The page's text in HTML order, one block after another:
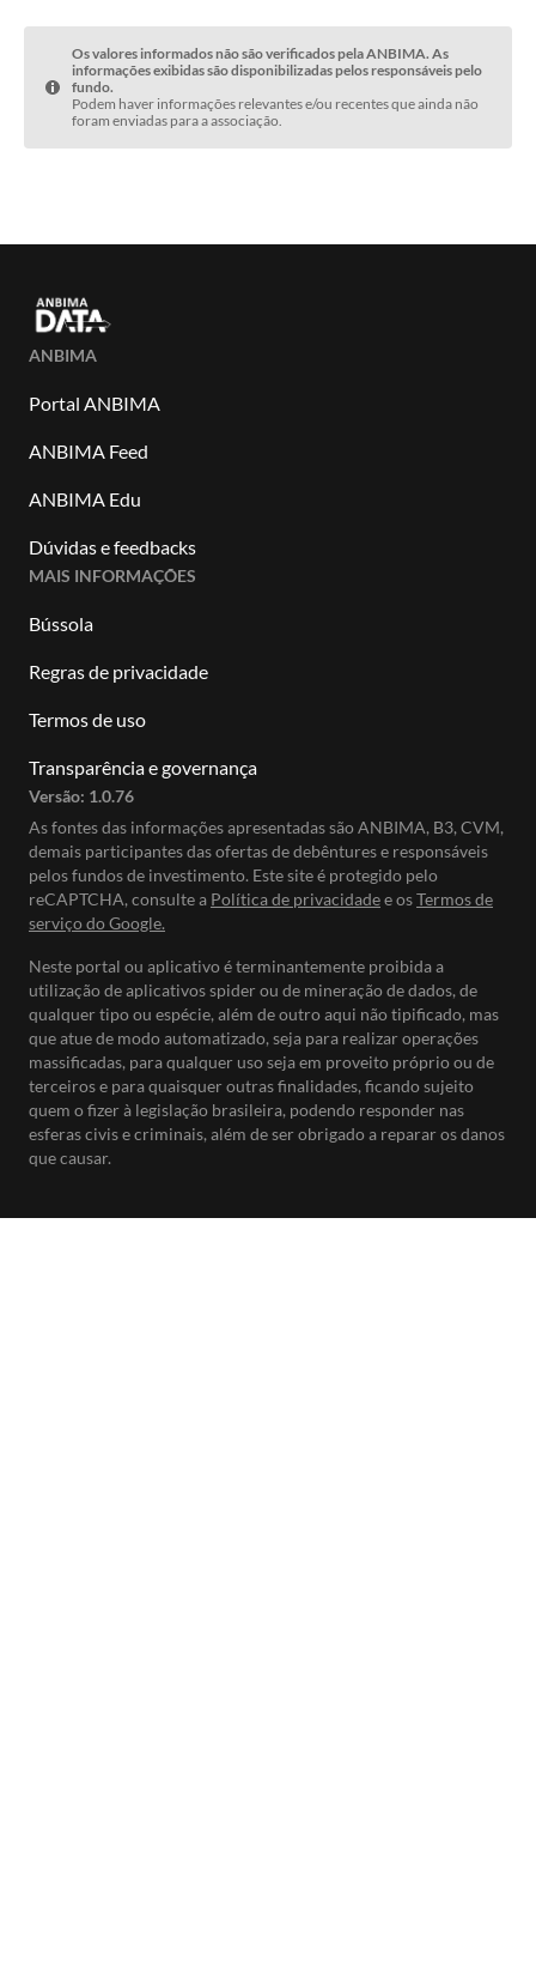
Os valores informados não são verificados pela ANBIMA. As
informações exibidas são disponibilizadas pelos responsáveis pelo
fundo.
Podem haver informações relevantes e/ou recentes que ainda não
foram enviadas para a associação.
ANBIMA
Portal ANBIMA
ANBIMA Feed
ANBIMA Edu
Dúvidas e feedbacks
MAIS INFORMAÇÕES
Bússola
Regras de privacidade
Termos de uso
Transparência e governança
Versão: 1.0.76
As fontes das informações apresentadas são ANBIMA, B3, CVM,
demais participantes das ofertas de debêntures e responsáveis
pelos fundos de investimento. Este site é protegido pelo
reCAPTCHA, consulte a Política de privacidadee osTermos de
serviço do Google.
Neste portal ou aplicativo é terminantemente proibida a
utilização de aplicativos spider ou de mineração de dados, de
qualquer tipo ou espécie, além de outro aqui não tipificado, mas
que atue de modo automatizado, seja para realizar operações
massificadas, para qualquer uso seja em proveito próprio ou de
terceiros e para quaisquer outras finalidades, ficando sujeito
quem o fizer à legislação brasileira, podendo responder nas
esferas civis e criminais, além de ser obrigado a reparar os danos
que causar.